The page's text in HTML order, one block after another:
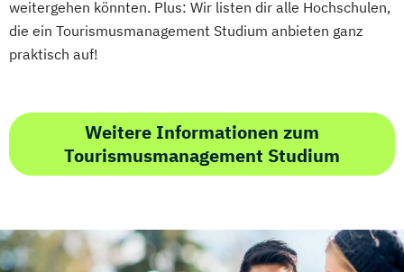
weitergehen könnten. Plus: Wir listen dir alle Hochschulen,
die ein Tourismusmanagement Studium anbieten ganz
praktisch auf!
Weitere Informationen zum
Tourismusmanagement Studium